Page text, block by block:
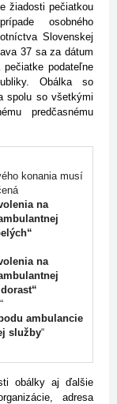
žiadosti pečiatkou
osobného
Slovenskej
37 sa za dátum
podateľne
Obálka so
spolu so všetkými
predčasnému
konania musí
na
na
“
ambulancie
služby“
obálky aj ďalšie
adresa